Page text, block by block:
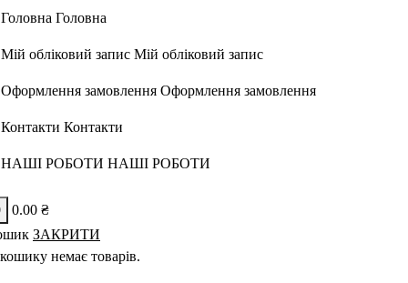
Головна Головна
Мій обліковий запис Мій обліковий запис
Оформлення замовлення Оформлення замовлення
Контакти Контакти
НАШІ РОБОТИ НАШІ РОБОТИ
0.00 ₴
ЗАКРИТИ
немає товарів.